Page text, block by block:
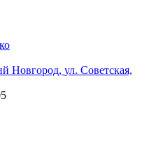
Новгород, ул. Советская,